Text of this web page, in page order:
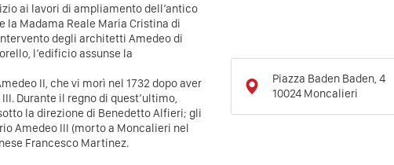
ai lavori di ampliamento dell’antico
la Madama Reale Maria Cristina di
degli architetti Amedeo di
l’edificio assunse la
II, che vi morì nel 1732 dopo aver
Durante il regno di quest’ultimo,
la direzione di Benedetto Alfieri; gli
Amedeo III (morto a Moncalieri nel
Francesco Martinez.
Piazza Baden Baden, 4
10024 Moncalieri